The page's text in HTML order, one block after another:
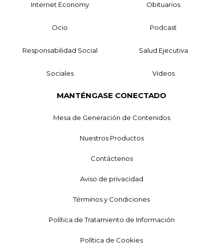
Internet Economy Obituarios
Ocio Podcast
Responsabilidad Social Salud Ejecutiva
Sociales Videos
MANTÉNGASE CONECTADO
Mesa de Generación de Contenidos
Nuestros Productos
Contáctenos
Aviso de privacidad
Términos y Condiciones
Política de Tratamiento de Información
Política de Cookies